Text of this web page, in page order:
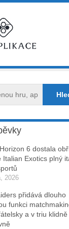
6 dostala
Italian Exotics plný
2026
přidává dlouho
funkci
a v triu klidně